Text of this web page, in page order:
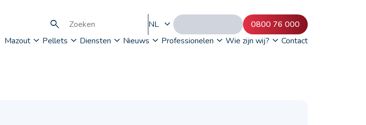
NL
0800 76 000
Mazout
Pellets Diensten Nieuws Professionelen Wie zijn wij? Contact